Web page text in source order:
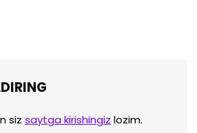
siz saytga kirishingiz lozim.